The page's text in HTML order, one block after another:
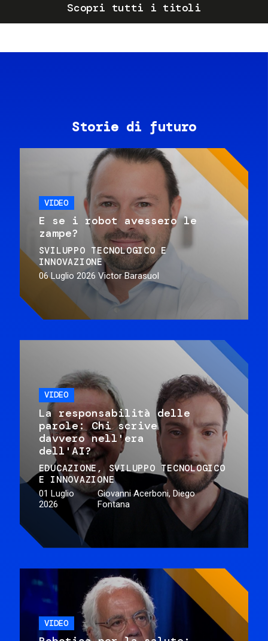
Scopri tutti i titoli
Storie di futuro
VIDEO
E se i robot avessero le
zampe?
SVILUPPO TECNOLOGICO E
INNOVAZIONE
06 Luglio 2026 Victor Barasuol
VIDEO
La responsabilità delle
parole: Chi scrive
davvero nell'era
dell'AI?
EDUCAZIONE
SVILUPPO TECNOLOGICO
E INNOVAZIONE
01 Luglio
2026
Giovanni Acerboni, Diego
Fontana
VIDEO